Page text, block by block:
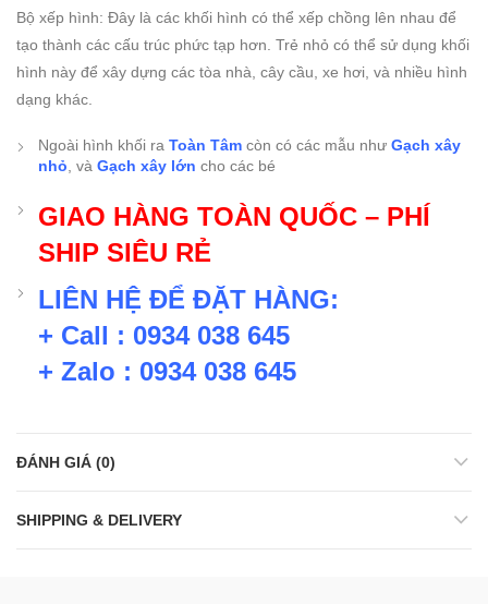
Bộ xếp hình: Đây là các khối hình có thể xếp chồng lên nhau để
tạo thành các cấu trúc phức tạp hơn. Trẻ nhỏ có thể sử dụng khối
hình này để xây dựng các tòa nhà, cây cầu, xe hơi, và nhiều hình
dạng khác.
Ngoài hình khối ra Toàn Tâm còn có các mẫu như Gạch xây
nhỏ , và Gạch xây lớn cho các bé
GIAO HÀNG TOÀN QUỐC – PHÍ
SHIP SIÊU RẺ
LIÊN HỆ ĐỂ ĐẶT HÀNG:
+ Call : 0934 038 645
+ Zalo : 0934 038 645
ĐÁNH GIÁ (0)
SHIPPING & DELIVERY